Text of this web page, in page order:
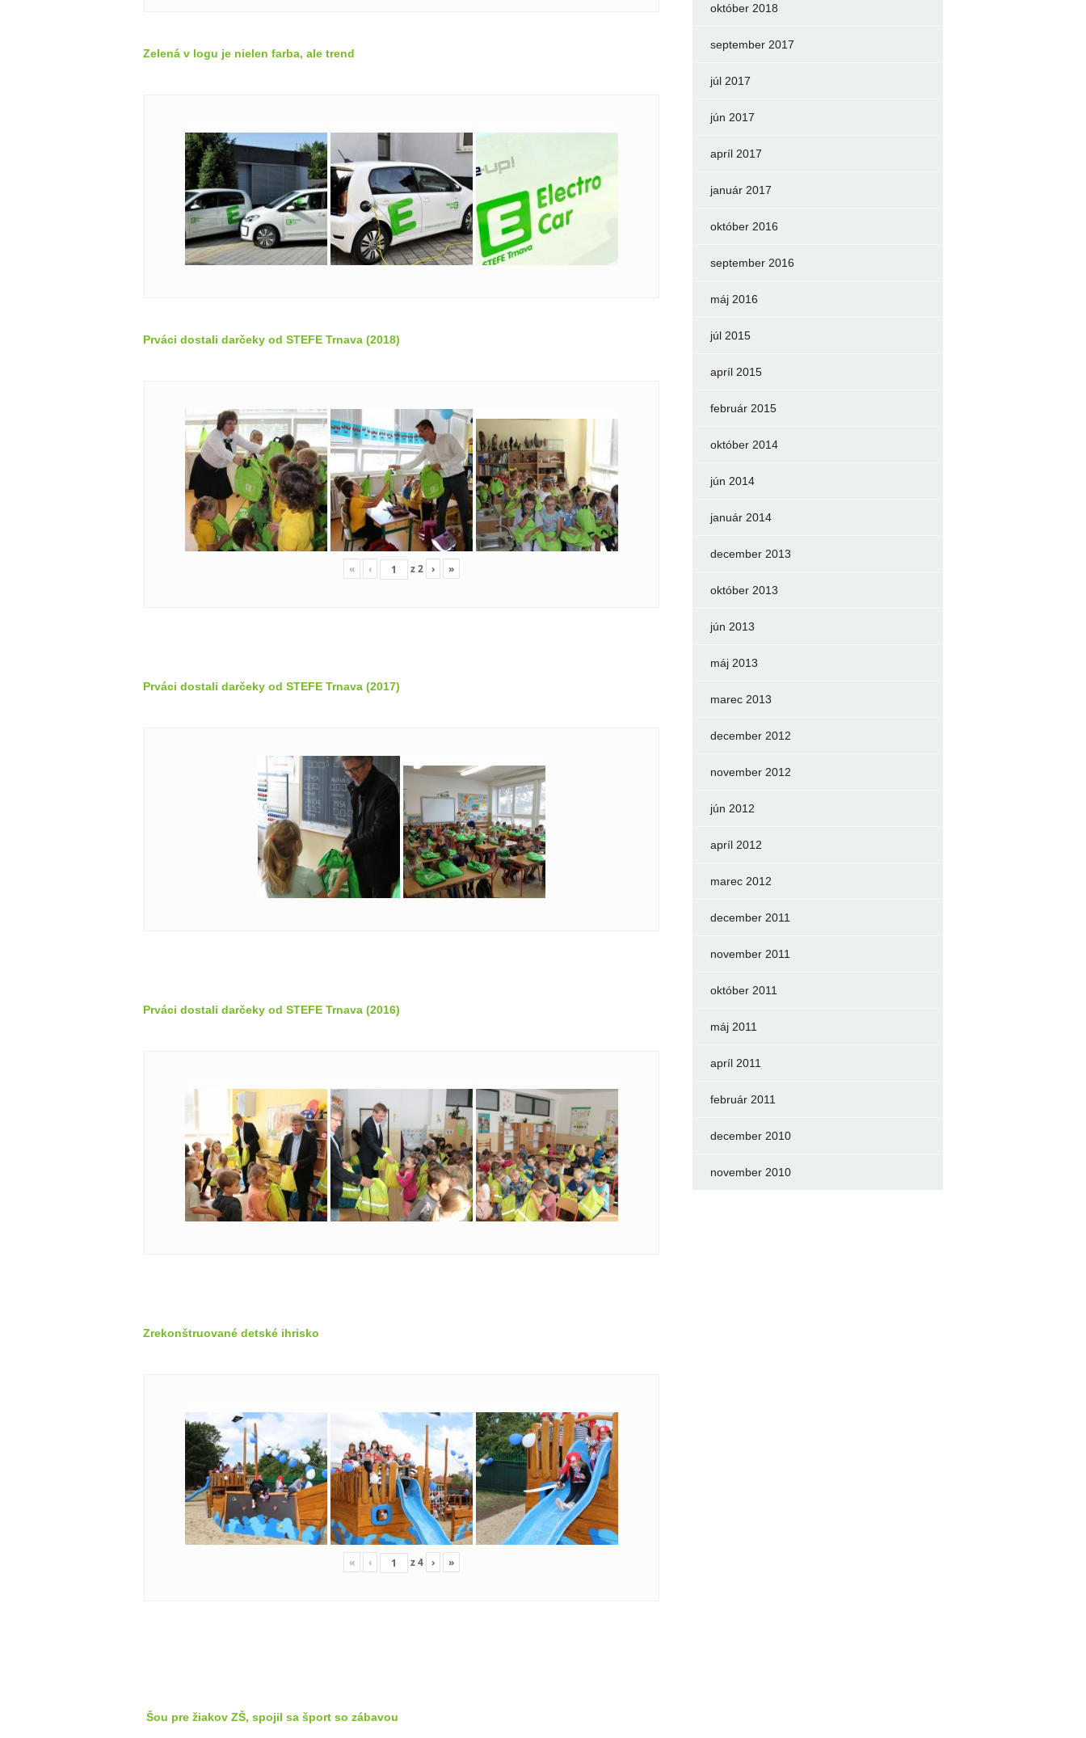
Zelená v logu je nielen farba, ale trend
Prváci dostali darčeky od STEFE Trnava (2018)
« ‹ z2 › »
Prváci dostali darčeky od STEFE Trnava (2017)
Prváci dostali darčeky od STEFE Trnava (2016)
Zrekonštruované detské ihrisko
« ‹ z4 › »
Šou pre žiakov ZŠ, spojil sa šport so zábavou
október 2018
september 2017
júl 2017
jún 2017
apríl 2017
január 2017
október 2016
september 2016
máj 2016
júl 2015
apríl 2015
február 2015
október 2014
jún 2014
január 2014
december 2013
október 2013
jún 2013
máj 2013
marec 2013
december 2012
november 2012
jún 2012
apríl 2012
marec 2012
december 2011
november 2011
október 2011
máj 2011
apríl 2011
február 2011
december 2010
november 2010